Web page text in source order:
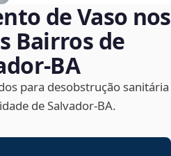
de Vaso nos
Bairros de
para desobstrução sanitária
de Salvador‑BA.